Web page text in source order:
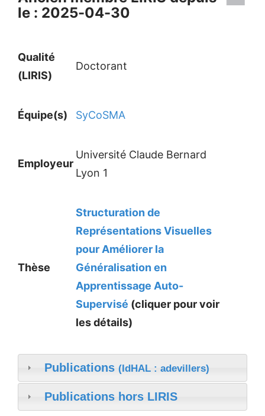
le : 2025-04-30
Qualité
(LIRIS)
Doctorant
Équipe(s) SyCoSMA
Employeur
Université Claude Bernard
Lyon 1
Thèse
Structuration de
Représentations Visuelles
pour Améliorer la
Généralisation en
Apprentissage Auto-
Supervisé (cliquer pour voir
les détails)
Publications (IdHAL : adevillers)
Publications hors LIRIS